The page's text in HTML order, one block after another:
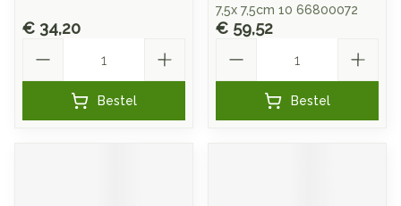
€ 34,20
Bestel
7,5x 7,5cm 10 66800072
€ 59,52
Bestel